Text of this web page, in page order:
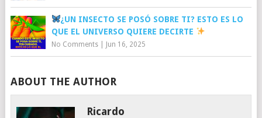
¿UN INSECTO SE POSÓ SOBRE TI? ESTO ES LO
QUE EL UNIVERSO QUIERE DECIRTE
No Comments| Jun 16, 2025
ABOUT THE AUTHOR
Ricardo